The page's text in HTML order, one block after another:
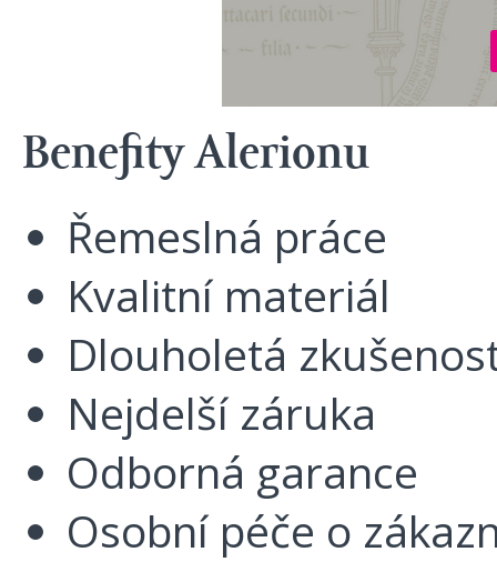
Benefity Alerionu
Řemeslná práce
Kvalitní materiál
Dlouholetá
Nejdelší záruka
Odborná garance
Osobní péče o